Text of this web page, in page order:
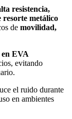
resistencia,
resorte metálico
de movilidad,
en EVA
evitando
el ruido durante
en ambientes